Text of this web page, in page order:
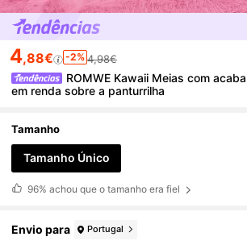
4,88€ -2% 4,98€
ROMWE Kawaii Meias com
em renda sobre a panturrilha
Tamanho
Tamanho Único
96% achou que o tamanho era fiel
Envio para Portugal